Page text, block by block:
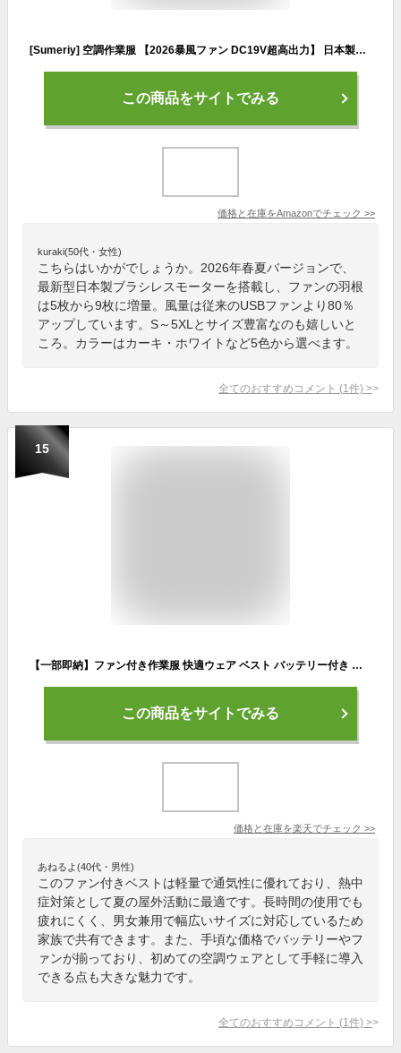
[Sumeriy] 空調作業服 【2026暴風ファン DC19V超高出力】 日本製暴風モーター ファン付きベスト 4段階風量調節 強化9枚羽根 大容量バッテリー付き UVカット 薄型 男女兼用 熱中症対策 グッズ 工事現場適用 型番P-KB12（Lサイズ、ブルー）
この商品をサイトでみる
価格と在庫をAmazonでチェック >>
kuraki(50代・女性)
こちらはいかがでしょうか。2026年春夏バージョンで、
最新型日本製ブラシレスモーターを搭載し、ファンの羽根
は5枚から9枚に増量。風量は従来のUSBファンより80％
アップしています。S～5XLとサイズ豊富なのも嬉しいと
ころ。カラーはカーキ・ホワイトなど5色から選べます。
全てのおすすめコメント (1 件) >
15
【一部即納】ファン付き作業服 快適ウェア ベスト バッテリー付き ファン付き作業服 電動 ファン付き 空冷ベスト UVカット 冷却服 作業服 セット 最新 大きいサイズ S 5L 作業 着 父の日 熱中症 夏 男女兼用 メンズ レディース 扇風機 軽量 クールウェア ファン付きウェア
この商品をサイトでみる
価格と在庫を楽天でチェック >>
あねるよ(40代・男性)
このファン付きベストは軽量で通気性に優れており、熱中
症対策として夏の屋外活動に最適です。長時間の使用でも
疲れにくく、男女兼用で幅広いサイズに対応しているため
家族で共有できます。また、手頃な価格でバッテリーやフ
ァンが揃っており、初めての空調ウェアとして手軽に導入
できる点も大きな魅力です。
全てのおすすめコメント (1 件) >